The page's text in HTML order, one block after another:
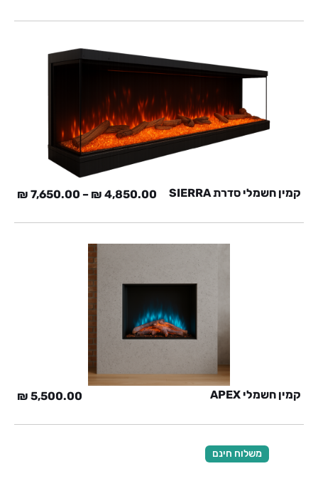
קמין חשמלי סדרת SIERRA 4,850.00
₪
–
7,650.00
₪
קמין חשמלי APEX 5,500.00
₪
משלוח חינם